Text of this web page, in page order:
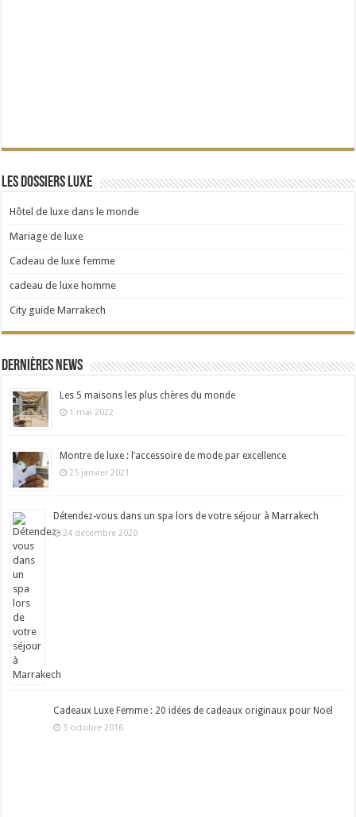
Les dossiers Luxe
Hôtel de luxe dans le monde
Mariage de luxe
Cadeau de luxe femme
cadeau de luxe homme
City guide Marrakech
Dernières news
Les 5 maisons les plus chères du monde
1 mai 2022
Montre de luxe : l’accessoire de mode par excellence
25 janvier 2021
Détendez-vous dans un spa lors de votre séjour à Marrakech
24 décembre 2020
Cadeaux Luxe Femme : 20 idées de cadeaux originaux pour Noël
5 octobre 2016